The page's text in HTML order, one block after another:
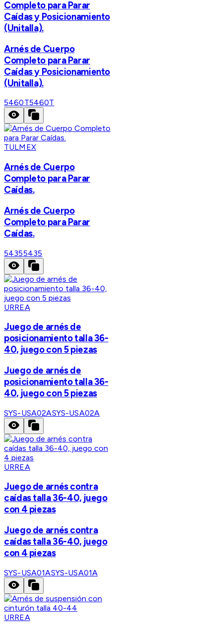
Completo para Parar
Caídas y Posicionamiento
(Unitalla).
Arnés de Cuerpo
Completo para Parar
Caídas y Posicionamiento
(Unitalla).
5460T5460T
TULMEX
Arnés de Cuerpo
Completo para Parar
Caídas.
Arnés de Cuerpo
Completo para Parar
Caídas.
54355435
URREA
Juego de arnés de
posicionamiento talla 36-
40, juego con 5 piezas
Juego de arnés de
posicionamiento talla 36-
40, juego con 5 piezas
SYS-USA02ASYS-USA02A
URREA
Juego de arnés contra
caídas talla 36-40, juego
con 4 piezas
Juego de arnés contra
caídas talla 36-40, juego
con 4 piezas
SYS-USA01ASYS-USA01A
URREA